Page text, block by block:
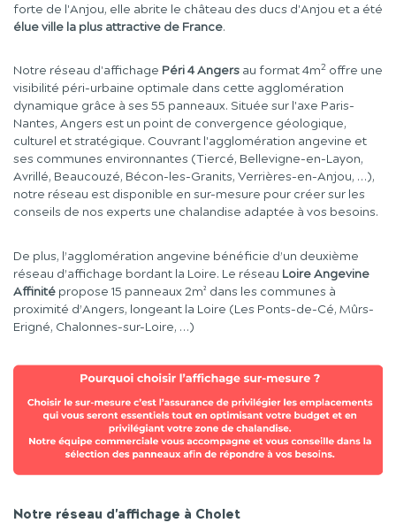
forte de l'Anjou, elle abrite le château des ducs d'Anjou et a été
élue ville la plus attractive de France.
Notre réseau d'affichage Péri 4 Angers au format 4m2 offre une
visibilité péri-urbaine optimale dans cette agglomération
dynamique grâce à ses 55 panneaux. Située sur l'axe Paris-
Nantes, Angers est un point de convergence géologique,
culturel et stratégique. Couvrant l'agglomération angevine et
ses communes environnantes (Tiercé, Bellevigne-en-Layon,
Avrillé, Beaucouzé, Bécon-les-Granits, Verrières-en-Anjou, …),
notre réseau est disponible en sur-mesure pour créer sur les
conseils de nos experts une chalandise adaptée à vos besoins.
De plus, l’agglomération angevine bénéficie d’un deuxième
réseau d’affichage bordant la Loire. Le réseau Loire Angevine
Affinité propose 15 panneaux 2m² dans les communes à
proximité d’Angers, longeant la Loire (Les Ponts-de-Cé, Mûrs-
Erigné, Chalonnes-sur-Loire, …)
Notre réseau d'affichage à Cholet